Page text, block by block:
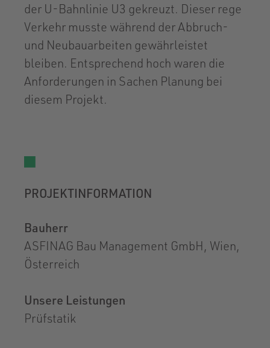
der U-Bahnlinie U3 gekreuzt. Dieser rege
Verkehr musste während der Abbruch-
und Neubauarbeiten gewährleistet
bleiben. Entsprechend hoch waren die
Anforderungen in Sachen Planung bei
diesem Projekt.
PROJEKTINFORMATION
Bauherr
ASFINAG Bau Management GmbH, Wien,
Österreich
Unsere Leistungen
Prüfstatik